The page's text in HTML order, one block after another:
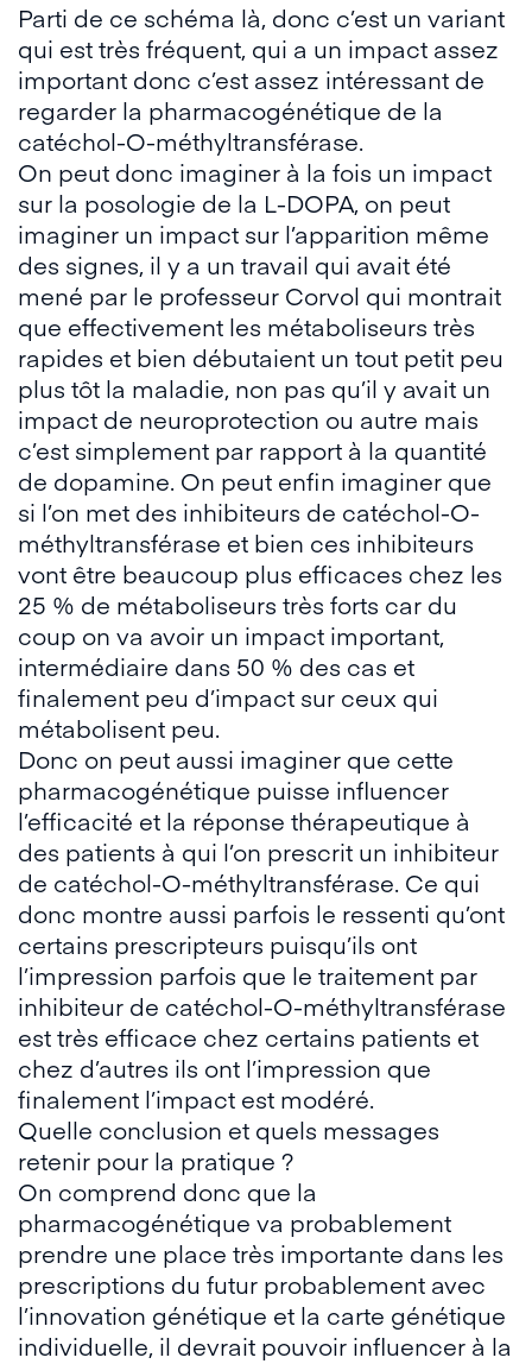
Parti de ce schéma là, donc c’est un variant
qui est très fréquent, qui a un impact assez
important donc c’est assez intéressant de
regarder la pharmacogénétique de la
catéchol-O-méthyltransférase.
On peut donc imaginer à la fois un impact
sur la posologie de la L-DOPA, on peut
imaginer un impact sur l’apparition même
des signes, il y a un travail qui avait été
mené par le professeur Corvol qui montrait
que effectivement les métaboliseurs très
rapides et bien débutaient un tout petit peu
plus tôt la maladie, non pas qu’il y avait un
impact de neuroprotection ou autre mais
c’est simplement par rapport à la quantité
de dopamine. On peut enfin imaginer que
si l’on met des inhibiteurs de catéchol-O-
méthyltransférase et bien ces inhibiteurs
vont être beaucoup plus efficaces chez les
25 % de métaboliseurs très forts car du
coup on va avoir un impact important,
intermédiaire dans 50 % des cas et
finalement peu d’impact sur ceux qui
métabolisent peu.
Donc on peut aussi imaginer que cette
pharmacogénétique puisse influencer
l’efficacité et la réponse thérapeutique à
des patients à qui l’on prescrit un inhibiteur
de catéchol-O-méthyltransférase. Ce qui
donc montre aussi parfois le ressenti qu’ont
certains prescripteurs puisqu’ils ont
l’impression parfois que le traitement par
inhibiteur de catéchol-O-méthyltransférase
est très efficace chez certains patients et
chez d’autres ils ont l’impression que
finalement l’impact est modéré.
Quelle conclusion et quels messages
retenir pour la pratique ?
On comprend donc que la
pharmacogénétique va probablement
prendre une place très importante dans les
prescriptions du futur probablement avec
l’innovation génétique et la carte génétique
individuelle, il devrait pouvoir influencer à la